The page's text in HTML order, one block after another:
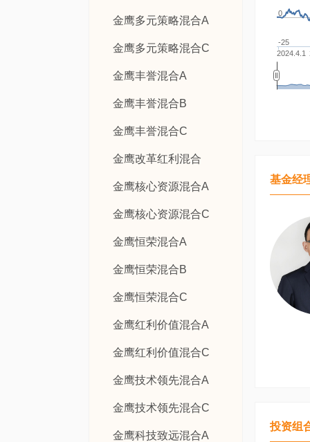
金鹰多元策略混合A
金鹰多元策略混合C
金鹰丰誉混合A
金鹰丰誉混合B
金鹰丰誉混合C
金鹰改革红利混合
金鹰核心资源混合A
金鹰核心资源混合C
金鹰恒荣混合A
金鹰恒荣混合B
金鹰恒荣混合C
金鹰红利价值混合A
金鹰红利价值混合C
金鹰技术领先混合A
金鹰技术领先混合C
金鹰科技致远混合A
2024.4.1
-25
0
基金经
投资组